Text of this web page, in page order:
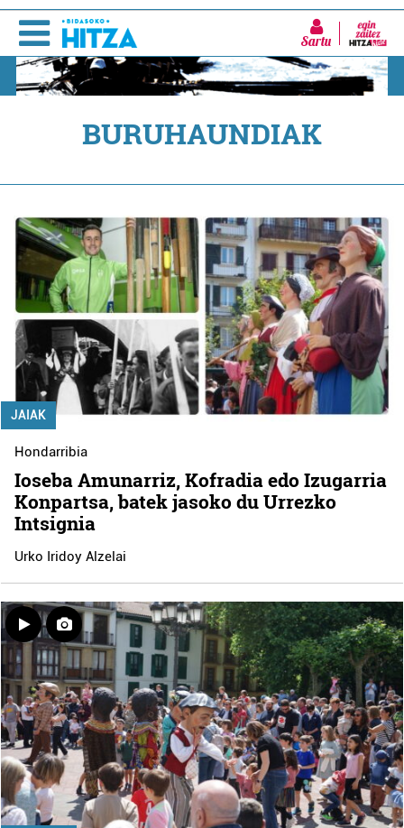
Sartu
BURUHAUNDIAK
JAIAK
Hondarribia
Ioseba Amunarriz, Kofradia edo Izugarria
Konpartsa, batek jasoko du Urrezko
Intsignia
Urko Iridoy Alzelai